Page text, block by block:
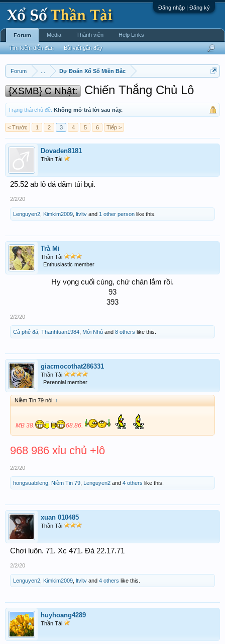
Đăng nhập | Đăng ký
Forum Dự Đoán Xổ Số Miền Bắc
{XSMB} C Nhật: Chiến Thắng Chủ Lô
Trạng thái chủ đề: Không mở trả lời sau này.
< Trước 1 2 3 4 5 6 Tiếp >
Dovaden8181
Thần Tài
25.52 ab lô đá đấm túi bụi.
2/2/20
Lenguyen2 Kimkim2009 ltvltv and 1 other person like this.
Trà Mi
Thần Tài
Enthusiastic member
Hy vọng cuối cùng, chứ chán lắm rồi.
93
393​
2/2/20
Cà phê đá Thanhtuan1984 Mới Nhú and 8 others like this.
giacmocothat286331
Thần Tài
Perennial member
Niềm Tin 79 nói: ↑
MB 38. 68.86.
968 986 xỉu chủ +lô
2/2/20
hongsuabileng Niềm Tin 79 Lenguyen2 and 4 others like this.
xuan 010485
Thần Tài
Chơi luôn. 71. Xc 471. Đá 22.17.71
2/2/20
Lenguyen2 Kimkim2009 ltvltv and 4 others like this.
huyhoang4289
Thần Tài
Forum
Tìm kiếm diễn đàn Bài viết gần đây
Media Thành viên Help Links